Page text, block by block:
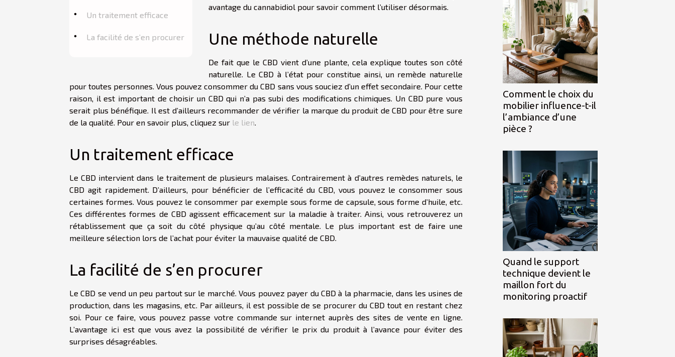
Un traitement efficace
La facilité de s’en procurer
avantage du cannabidiol pour savoir comment l’utiliser désormais.
Une méthode naturelle
De fait que le CBD vient d’une plante, cela explique toutes son côté
naturelle. Le CBD à l’état pour constitue ainsi, un remède naturelle
pour toutes personnes. Vous pouvez consommer du CBD sans vous souciez d’un effet secondaire. Pour cette
raison, il est important de choisir un CBD qui n’a pas subi des modifications chimiques. Un CBD pure vous
serait plus bénéfique. Il est d’ailleurs recommander de vérifier la marque du produit de CBD pour être sure
de la qualité. Pour en savoir plus, cliquez sur le lien
Un traitement efficace
Le CBD intervient dans le traitement de plusieurs malaises. Contrairement à d’autres remèdes naturels, le
CBD agit rapidement. D’ailleurs, pour bénéficier de l’efficacité du CBD, vous pouvez le consommer sous
certaines formes. Vous pouvez le consommer par exemple sous forme de capsule, sous forme d’huile, etc.
Ces différentes formes de CBD agissent efficacement sur la maladie à traiter. Ainsi, vous retrouverez un
rétablissement que ça soit du côté physique qu’au côté mentale. Le plus important est de faire une
meilleure sélection lors de l’achat pour éviter la mauvaise qualité de CBD.
La facilité de s’en procurer
Le CBD se vend un peu partout sur le marché. Vous pouvez payer du CBD à la pharmacie, dans les usines de
production, dans les magasins, etc. Par ailleurs, il est possible de se procurer du CBD tout en restant chez
soi. Pour ce faire, vous pouvez passe votre commande sur internet auprès des sites de vente en ligne.
L’avantage ici est que vous avez la possibilité de vérifier le prix du produit à l’avance pour éviter des
surprises désagréables.
Comment le choix du
mobilier influence-t-il
l’ambiance d’une
pièce ?
Quand le support
technique devient le
maillon fort du
monitoring proactif